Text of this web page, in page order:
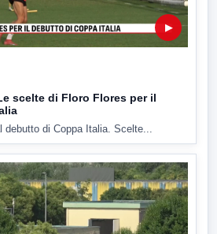
▶
scelte di Floro Flores per il
di Coppa Italia. Scelte...